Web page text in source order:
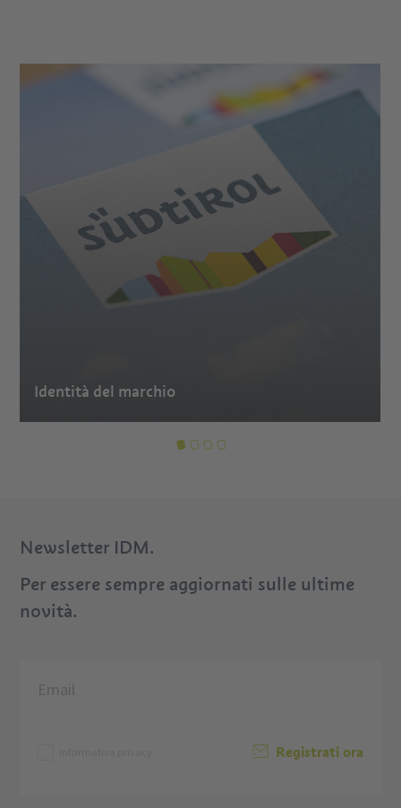
Identità del marchio
Newsletter IDM.
Per essere sempre aggiornati sulle ultime
novità.
Registrati ora